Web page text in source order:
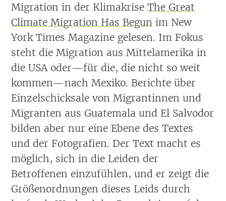
Migration in der KlimakriseThe Great
Climate Migration Has Begun im New
York Times Magazine gelesen. Im Fokus
steht die Migration aus Mittelamerika in
die USA oder—für die, die nicht so weit
kommen—nach Mexiko. Berichte über
Einzelschicksale von Migrantinnen und
Migranten aus Guatemala und El Salvodor
bilden aber nur eine Ebene des Textes
und der Fotografien. Der Text macht es
möglich, sich in die Leiden der
Betroffenen einzufühlen, und er zeigt die
Größenordnungen dieses Leids durch